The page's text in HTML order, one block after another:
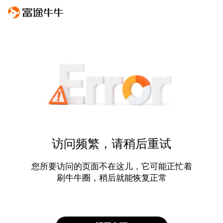
访问频繁，请稍后重试
您所要访问的页面不在这儿，它可能正忙着
刷牛牛圈，稍后就能恢复正常